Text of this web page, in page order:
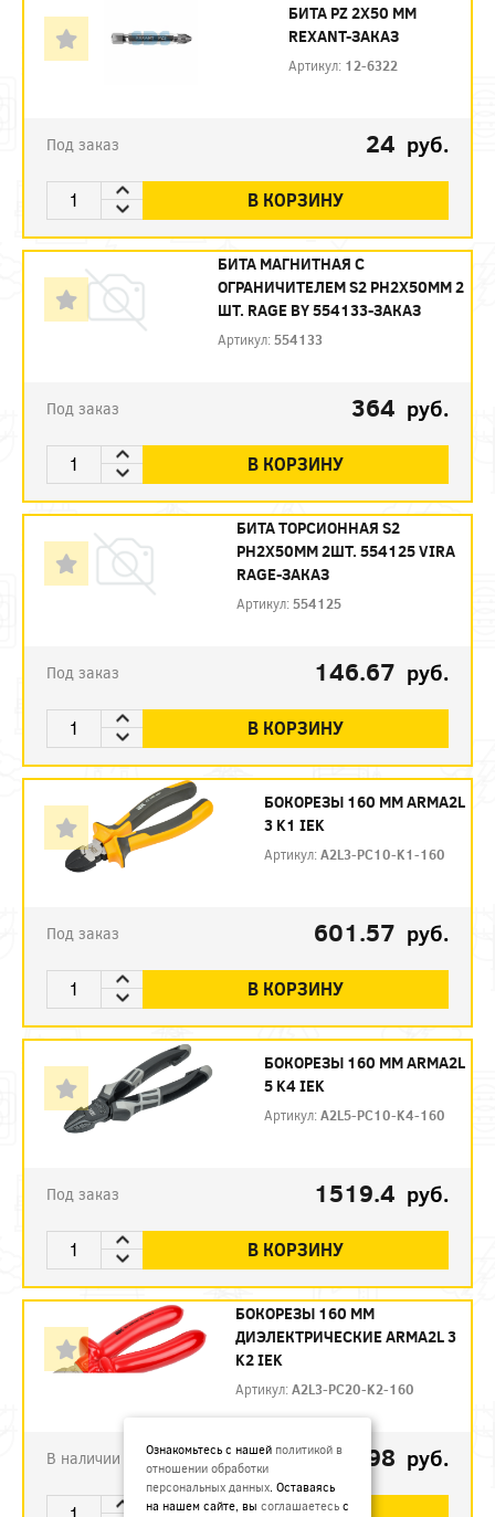
БИТА PZ 2X50 ММ
REXANT-ЗАКАЗ
Артикул: 12-6322
Под заказ 24 руб.
В КОРЗИНУ
БИТА МАГНИТНАЯ С
ОГРАНИЧИТЕЛЕМ S2 PH2X50ММ 2
ШТ. RAGE BY 554133-ЗАКАЗ
Артикул: 554133
Под заказ 364 руб.
В КОРЗИНУ
БИТА ТОРСИОННАЯ S2
PH2X50ММ 2ШТ. 554125 VIRA
RAGE-ЗАКАЗ
Артикул: 554125
Под заказ 146.67 руб.
В КОРЗИНУ
БОКОРЕЗЫ 160 ММ ARMA2L
3 K1 IEK
Артикул:A2L3-PC10-K1-160
Под заказ 601.57 руб.
В КОРЗИНУ
БОКОРЕЗЫ 160 ММ ARMA2L
5 K4 IEK
Артикул:A2L5-PC10-K4-160
Под заказ 1519.4 руб.
В КОРЗИНУ
БОКОРЕЗЫ 160 ММ
ДИЭЛЕКТРИЧЕСКИЕ ARMA2L 3
K2 IEK
Артикул:A2L3-PC20-K2-160
В наличии 792.98 руб.
Ознакомьтесь с нашей политикой в
отношении обработки
персональных данных. Оставаясь
на нашем сайте, вы соглашаетесь с